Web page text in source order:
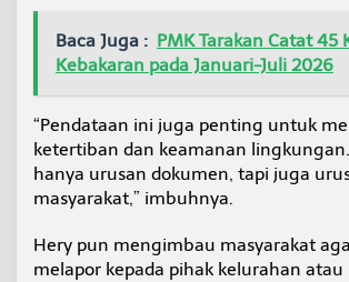
Baca Juga : PMK Tarakan Catat 45
Kebakaran pada Januari-Juli 2026
“Pendataan ini juga penting untuk
ketertiban dan keamanan
hanya urusan dokumen, tapi juga
masyarakat,” imbuhnya.
Hery pun mengimbau masyarakat
melapor kepada pihak kelurahan atau